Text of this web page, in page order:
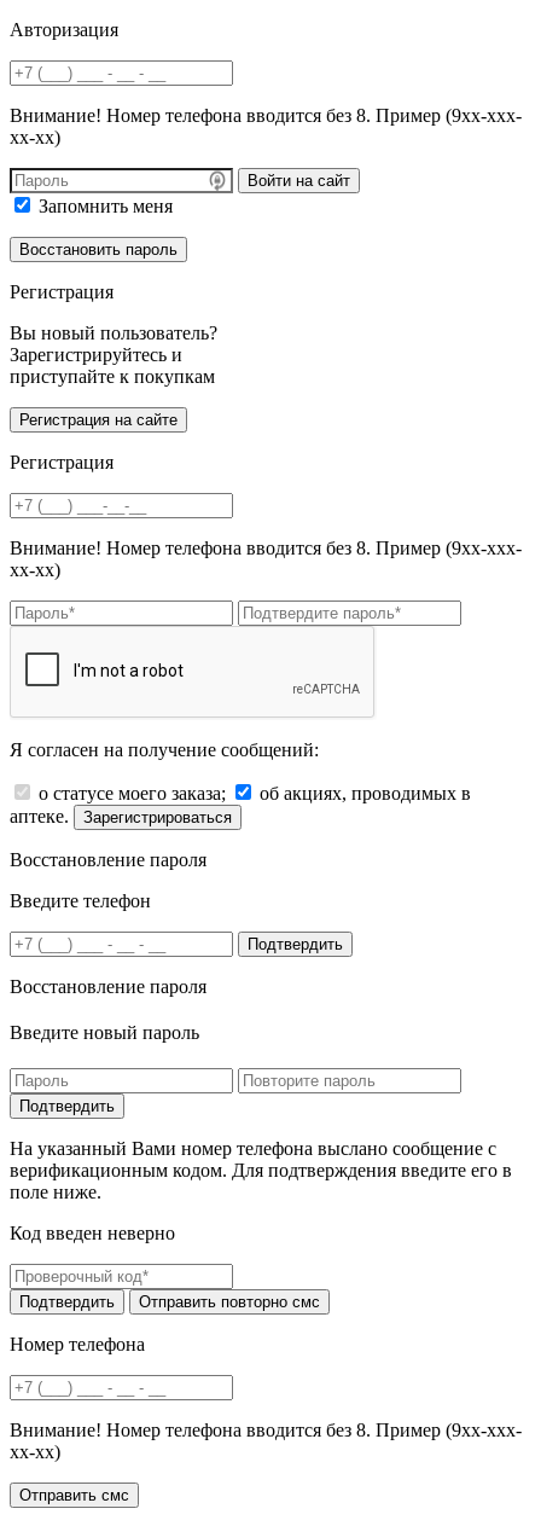
Авторизация
Внимание! Номер телефона вводится без 8. Пример (9хх-ххх-
хх-хх)
Войти на сайт
Запомнить меня
Регистрация
Вы новый пользователь?
Зарегистрируйтесь и
приступайте к покупкам
Регистрация
Внимание! Номер телефона вводится без 8. Пример (9хх-ххх-
хх-хх)
Я согласен на получение сообщений:
о статусе моего заказа;
об акциях, проводимых в
аптеке.
Зарегистрироваться
Восстановление пароля
Введите телефон
Подтвердить
Восстановление пароля
Введите новый пароль
На указанный Вами номер телефона выслано сообщение с
верификационным кодом. Для подтверждения введите его в
поле ниже.
Код введен неверно
Номер телефона
Внимание! Номер телефона вводится без 8. Пример (9хх-ххх-
хх-хх)